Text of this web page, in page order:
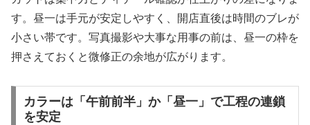
す。昼一は手元が安定しやすく、開店直後は時間のブレが
小さい帯です。写真撮影や大事な用事の前は、昼一の枠を
押さえておくと微修正の余地が広がります。
カラーは「午前前半」か「昼一」で工程の連鎖
を安定